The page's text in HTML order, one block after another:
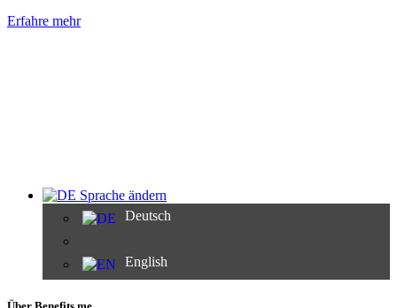
Erfahre mehr
Sprache ändern
Deutsch
English